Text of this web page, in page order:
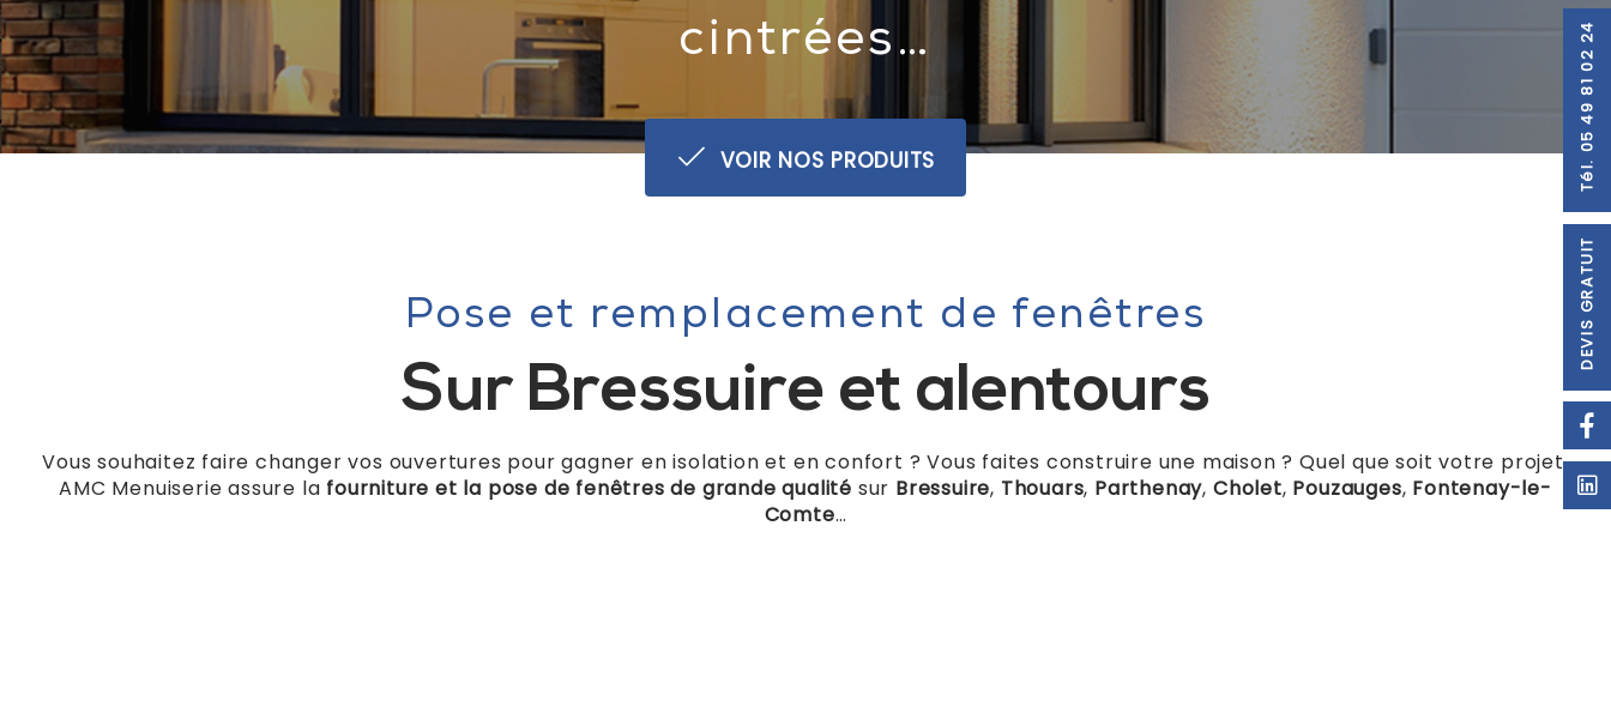
Tél. 05 49 81 02 24
DEVIS GRATUIT
cintrées…
VOIR NOS PRODUITS
Pose et remplacement de fenêtres
Sur Bressuire et alentours
Vous souhaitez faire changer vos ouvertures pour gagner en isolation et en confort ? Vous faites construire une maison ? Quel que soit votre projet,
AMC Menuiserie assure la fourniture et la pose de fenêtres de grande qualité sur Bressuire, Thouars, Parthenay, Cholet, Pouzauges, Fontenay-le-
Comte…